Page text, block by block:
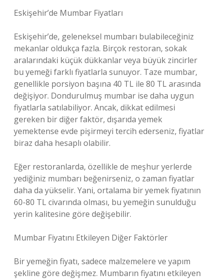
Eskişehir’de Mumbar Fiyatları
Eskişehir’de, geleneksel mumbarı bulabileceğiniz
mekanlar oldukça fazla. Birçok restoran, sokak
aralarındaki küçük dükkanlar veya büyük zincirler
bu yemeği farklı fiyatlarla sunuyor. Taze mumbar,
genellikle porsiyon başına 40 TL ile 80 TL arasında
değişiyor. Dondurulmuş mumbar ise daha uygun
fiyatlarla satılabiliyor. Ancak, dikkat edilmesi
gereken bir diğer faktör, dışarıda yemek
yemektense evde pişirmeyi tercih ederseniz, fiyatlar
biraz daha hesaplı olabilir.
Eğer restoranlarda, özellikle de meşhur yerlerde
yediğiniz mumbarı beğenirseniz, o zaman fiyatlar
daha da yükselir. Yani, ortalama bir yemek fiyatının
60-80 TL civarında olması, bu yemeğin sunulduğu
yerin kalitesine göre değişebilir.
Mumbar Fiyatını Etkileyen Diğer Faktörler
Bir yemeğin fiyatı, sadece malzemelere ve yapım
şekline göre değişmez. Mumbarın fiyatını etkileyen